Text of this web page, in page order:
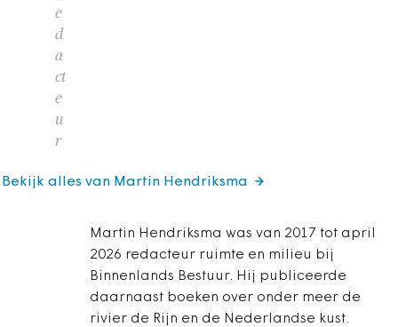
e
d
a
ct
e
u
r
Martin Hendriksma was van 2017 tot april
2026 redacteur ruimte en milieu bij
Binnenlands Bestuur. Hij publiceerde
daarnaast boeken over onder meer de
rivier de Rijn en de Nederlandse kust.
Bekijk alles van Martin Hendriksma